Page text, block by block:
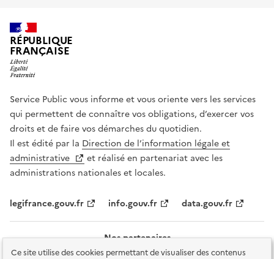
Ce site utilise des cookies permettant de visualiser des contenus
RÉPUBLIQUE
FRANÇAISE
Service Public vous informe et vous oriente vers les services
qui permettent de connaître vos obligations, d’exercer vos
droits et de faire vos démarches du quotidien.
Il est édité par la Direction de l’information légale et
administrative
et réalisé en partenariat avec les
administrations nationales et locales.
legifrance.gouv.fr info.gouv.fr data.gouv.fr
Nos partenaires